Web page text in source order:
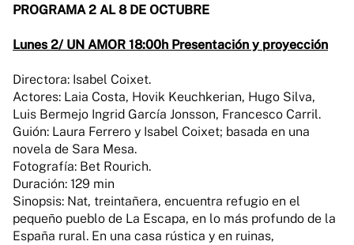
PROGRAMA 2 AL 8 DE OCTUBRE
Lunes 2/ UN AMOR 18:00h Presentación y proyección
Directora: Isabel Coixet.
Actores: Laia Costa, Hovik Keuchkerian, Hugo Silva,
Luis Bermejo Ingrid García Jonsson, Francesco Carril.
Guión: Laura Ferrero y Isabel Coixet; basada en una
novela de Sara Mesa.
Fotografía: Bet Rourich.
Duración: 129 min
Sinopsis: Nat, treintañera, encuentra refugio en el
pequeño pueblo de La Escapa, en lo más profundo de la
España rural. En una casa rústica y en ruinas,